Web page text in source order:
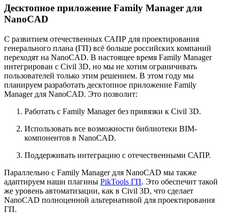
Десктопное приложение Family Manager для
NanoCAD
С развитием отечественных САПР для проектирования
генерального плана (ГП) всё больше российских компаний
переходят на NanoCAD. В настоящее время Family Manager
интегрирован с Civil 3D, но мы не хотим ограничивать
пользователей только этим решением. В этом году мы
планируем разработать десктопное приложение Family
Manager для NanoCAD. Это позволит:
Работать с Family Manager без привязки к Civil 3D.
Использовать все возможности библиотеки BIM-
компонентов в NanoCAD.
Поддерживать интеграцию с отечественными САПР.
Параллельно с Family Manager для NanoCAD мы также
адаптируем наши плагины PikTools ГП. Это обеспечит такой
же уровень автоматизации, как в Civil 3D, что сделает
NanoCAD полноценной альтернативой для проектирования
ГП.